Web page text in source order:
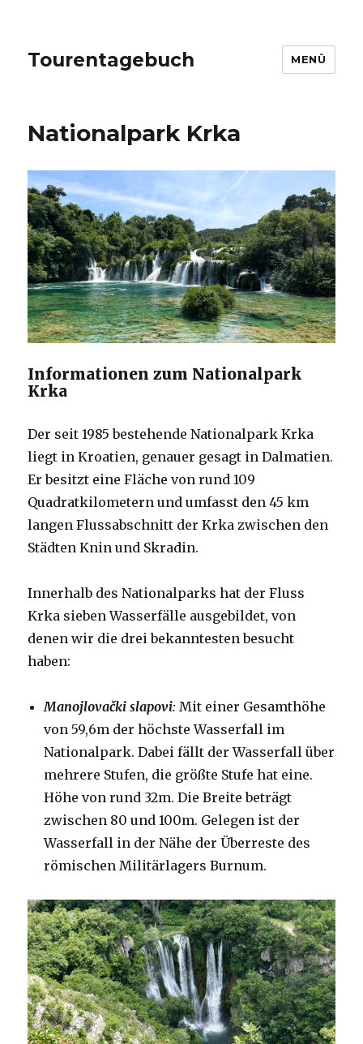
Tourentagebuch MENÜ
Nationalpark Krka
Informationen zum Nationalpark
Krka
Der seit 1985 bestehende Nationalpark Krka
liegt in Kroatien, genauer gesagt in Dalmatien.
Er besitzt eine Fläche von rund 109
Quadratkilometern und umfasst den 45 km
langen Flussabschnitt der Krka zwischen den
Städten Knin und Skradin.
Innerhalb des Nationalparks hat der Fluss
Krka sieben Wasserfälle ausgebildet, von
denen wir die drei bekanntesten besucht
haben:
Manojlovački slapovi:Mit einer Gesamthöhe
von 59,6m der höchste Wasserfall im
Nationalpark. Dabei fällt der Wasserfall über
mehrere Stufen, die größte Stufe hat eine.
Höhe von rund 32m. Die Breite beträgt
zwischen 80 und 100m. Gelegen ist der
Wasserfall in der Nähe der Überreste des
römischen Militärlagers Burnum.